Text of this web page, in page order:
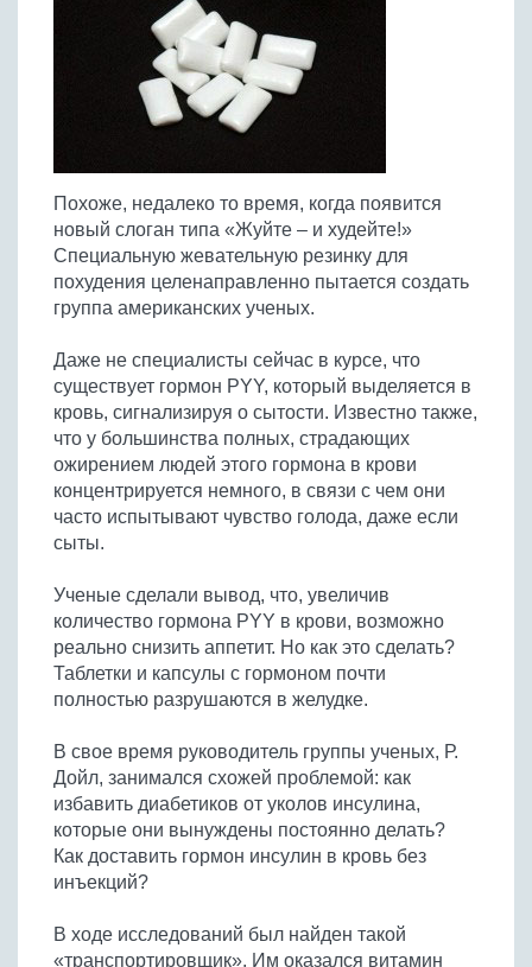
Из яиц и другие
Холодные супы
Супы-пюре
Молочные супы
Сладкие супы
Отварное мясо
Запеченное мясо
Тушеное мясо
Из субпродуктов
Из мясопродуктов
Жареная рыба
Отварная и паровая
Запеченная рыба
Морепродукты
Суши и роллы
Жареная птица
Отварная птица
Тушеная птица
Из фарша птицы
Из субпродуктов птицы
Все овощи
Отварные овощи
Тушеные овощи
Запеченные овощи
Пироги и пирожки
Кексы и маффины
Печенье и булочки
Пиццы
Кремы
Все соусы
Соусы к мясу
Соусы к рыбе
Соусы к овощам
Напитки
Все напитки
Алкогольные напитки
Безалкогольные напитки
Заготовки
Все заготовки
Грибы
Другие заготовки
Десерты
Десерты
Ещё...
Молочные продукты
Пельмени, вареники
Макароны
Грибы
Бобовые
Крупы
Похоже, недалеко то время, когда появится
новый слоган типа «Жуйте – и худейте!»
Специальную жевательную резинку для
похудения целенаправленно пытается создать
группа американских ученых.
Даже не специалисты сейчас в курсе, что
существует гормон PYY, который выделяется в
кровь, сигнализируя о сытости. Известно также,
что у большинства полных, страдающих
ожирением людей этого гормона в крови
концентрируется немного, в связи с чем они
часто испытывают чувство голода, даже если
сыты.
Ученые сделали вывод, что, увеличив
количество гормона PYY в крови, возможно
реально снизить аппетит. Но как это сделать?
Таблетки и капсулы с гормоном почти
полностью разрушаются в желудке.
В свое время руководитель группы ученых, Р.
Дойл, занимался схожей проблемой: как
избавить диабетиков от уколов инсулина,
которые они вынуждены постоянно делать?
Как доставить гормон инсулин в кровь без
инъекций?
В ходе исследований был найден такой
«транспортировщик». Им оказался витамин